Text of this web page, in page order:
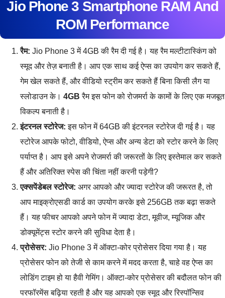
Jio Phone 3 Smartphone RAM And
ROM Performance
रैम: Jio Phone 3 में 4GB की रैम दी गई है। यह रैम मल्टीटास्किंग को
स्मूद और तेज़ बनाती है। आप एक साथ कई ऐप्स का उपयोग कर सकते हैं,
गेम खेल सकते हैं, और वीडियो स्ट्रीम कर सकते हैं बिना किसी लैग या
स्लोडाउन के। 4GBरैम इस फोन को रोजमर्रा के कामों के लिए एक मजबूत
विकल्प बनाती है।
इंटरनल स्टोरेज: इस फोन में 64GB की इंटरनल स्टोरेज दी गई है। यह
स्टोरेज आपके फोटो, वीडियो, ऐप्स और अन्य डेटा को स्टोर करने के लिए
पर्याप्त है। आप इसे अपने रोजमर्रा की जरूरतों के लिए इस्तेमाल कर सकते
हैं और अतिरिक्त स्पेस की चिंता नहीं करनी पड़ेगी?
एक्सपेंडेबल स्टोरेज: अगर आपको और ज्यादा स्टोरेज की जरूरत है, तो
आप माइक्रोएसडी कार्ड का उपयोग करके इसे 256GB तक बढ़ा सकते
हैं। यह फीचर आपको अपने फोन में ज्यादा डेटा, मूवीज, म्यूजिक और
डोक्यूमेंट्स स्टोर करने की सुविधा देता है।
प्रोसेसर: Jio Phone 3 में ऑक्टा-कोर प्रोसेसर दिया गया है। यह
प्रोसेसर फोन को तेजी से काम करने में मदद करता है, चाहे वह ऐप्स का
लोडिंग टाइम हो या हैवी गेमिंग। ऑक्टा-कोर प्रोसेसर की बदौलत फोन की
परफॉरमेंस बढ़िया रहती है और यह आपको एक स्मूद और रिस्पॉन्सिव